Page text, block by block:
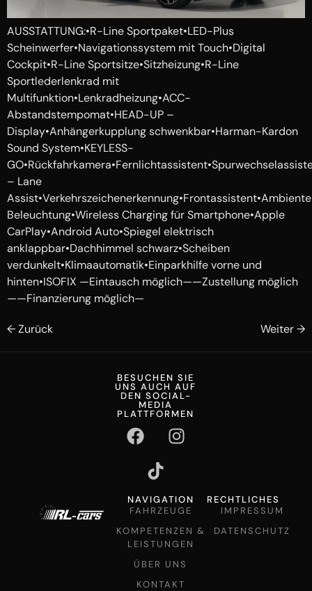
AUSSTATTUNG:•R-Line Sportpaket•LED-Plus
Scheinwerfer•Navigationssystem mit Touch•Digital
Cockpit•R-Line Sportsitze•Sitzheizung•R-Line
Sportlederlenkrad mit
Multifunktion•Lenkradheizung•ACC-
Abstandstempomat•HEAD-UP –
Display•Anhängerkupplung schwenkbar•Harman-Kardon
Sound System•KEYLESS-
– Lane
Beleuchtung•Wireless Charging für Smartphone•Apple
CarPlay•Android Auto•Spiegel elektrisch
anklappbar•Dachhimmel schwarz•Scheiben
verdunkelt•Klimaautomatik•Einparkhilfe vorne und
hinten•ISOFIX —Eintausch möglich——Zustellung möglich
——Finanzierung möglich—
←Zurück Weiter→
BESUCHEN SIE
UNS AUCH AUF
DEN SOCIAL-
MEDIA
PLATTFORMEN
NAVIGATION
FAHRZEUGE
KOMPETENZEN &
LEISTUNGEN
ÜBER UNS
KONTAKT
RECHTLICHES
IMPRESSUM
DATENSCHUTZ